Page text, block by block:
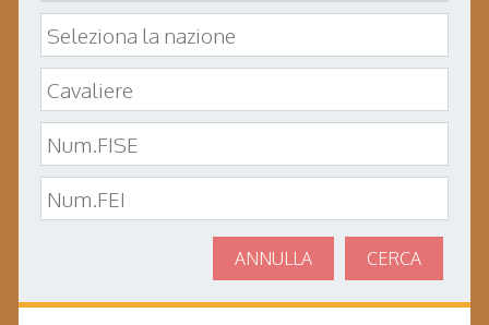
CERCA
ANNULLA